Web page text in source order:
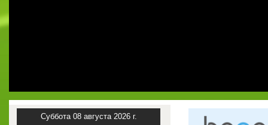
Суббота 08 августа 2026 г.